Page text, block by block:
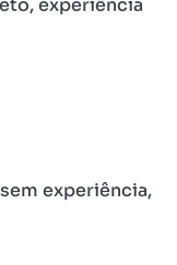
experiência
experiência,